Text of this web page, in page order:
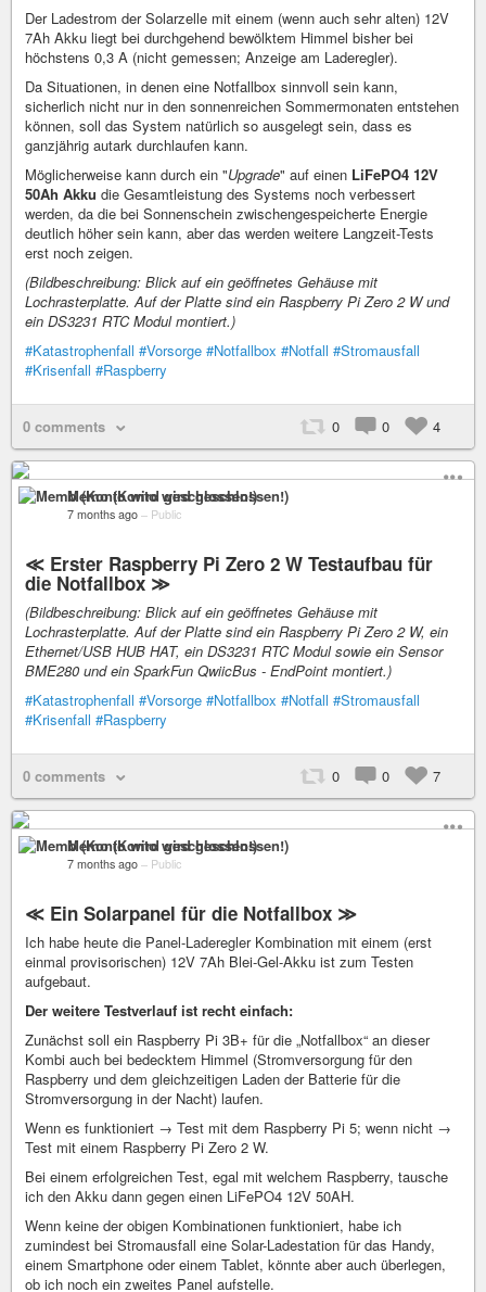
Der Ladestrom der Solarzelle mit einem (wenn auch sehr alten) 12V
7Ah Akku liegt bei durchgehend bewölktem Himmel bisher bei
höchstens 0,3 A (nicht gemessen; Anzeige am Laderegler).
Da Situationen, in denen eine Notfallbox sinnvoll sein kann,
sicherlich nicht nur in den sonnenreichen Sommermonaten entstehen
können, soll das System natürlich so ausgelegt sein, dass es
ganzjährig autark durchlaufen kann.
Möglicherweise kann durch ein "Upgrade" auf einen LiFePO4 12V
50Ah Akku die Gesamtleistung des Systems noch verbessert
werden, da die bei Sonnenschein zwischengespeicherte Energie
deutlich höher sein kann, aber das werden weitere Langzeit-Tests
erst noch zeigen.
(Bildbeschreibung: Blick auf ein geöffnetes Gehäuse mit
Lochrasterplatte. Auf der Platte sind ein Raspberry Pi Zero 2 W und
ein DS3231 RTC Modul montiert.)
#Katastrophenfall #Vorsorge #Notfallbox #Notfall #Stromausfall
#Krisenfall #Raspberry
0 comments 0 0 4
Memo (Konto wird geschlossen!)
7 months ago – Public
≪ Erster Raspberry Pi Zero 2 W Testaufbau für
die Notfallbox ≫
(Bildbeschreibung: Blick auf ein geöffnetes Gehäuse mit
Lochrasterplatte. Auf der Platte sind ein Raspberry Pi Zero 2 W, ein
Ethernet/USB HUB HAT, ein DS3231 RTC Modul sowie ein Sensor
BME280 und ein SparkFun QwiicBus - EndPoint montiert.)
#Katastrophenfall #Vorsorge #Notfallbox #Notfall #Stromausfall
#Krisenfall #Raspberry
0 comments 0 0 7
Memo (Konto wird geschlossen!)
7 months ago – Public
≪ Ein Solarpanel für die Notfallbox ≫
Ich habe heute die Panel-Laderegler Kombination mit einem (erst
einmal provisorischen) 12V 7Ah Blei-Gel-Akku ist zum Testen
aufgebaut.
Der weitere Testverlauf ist recht einfach:
Zunächst soll ein Raspberry Pi 3B+ für die „Notfallbox“ an dieser
Kombi auch bei bedecktem Himmel (Stromversorgung für den
Raspberry und dem gleichzeitigen Laden der Batterie für die
Stromversorgung in der Nacht) laufen.
Wenn es funktioniert → Test mit dem Raspberry Pi 5; wenn nicht →
Test mit einem Raspberry Pi Zero 2 W.
Bei einem erfolgreichen Test, egal mit welchem Raspberry, tausche
ich den Akku dann gegen einen LiFePO4 12V 50AH.
Wenn keine der obigen Kombinationen funktioniert, habe ich
zumindest bei Stromausfall eine Solar-Ladestation für das Handy,
einem Smartphone oder einem Tablet, könnte aber auch überlegen,
ob ich noch ein zweites Panel aufstelle.